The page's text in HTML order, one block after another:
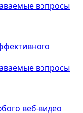
вопросы
вопросы
веб-видео